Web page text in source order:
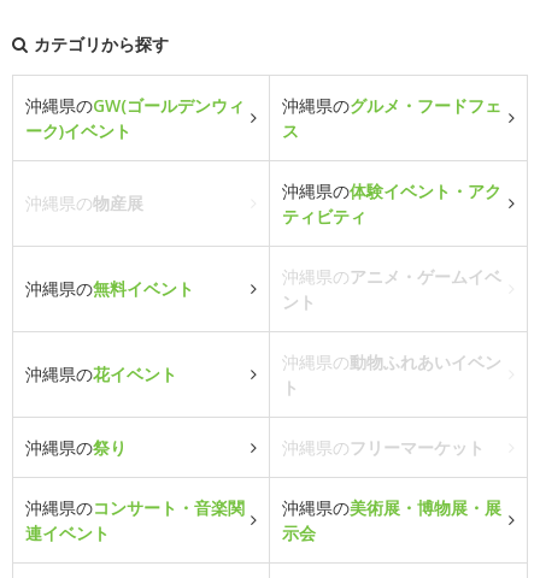
カテゴリから探す
沖縄県のGW(ゴールデンウィ
ーク)イベント
沖縄県のグルメ・フードフェ
ス
沖縄県の物産展
沖縄県の体験イベント・アク
ティビティ
沖縄県の無料イベント
沖縄県のアニメ・ゲームイベ
ント
沖縄県の花イベント
沖縄県の動物ふれあいイベン
ト
沖縄県の祭り 沖縄県のフリーマーケット
沖縄県のコンサート・音楽関
連イベント
沖縄県の美術展・博物展・展
示会